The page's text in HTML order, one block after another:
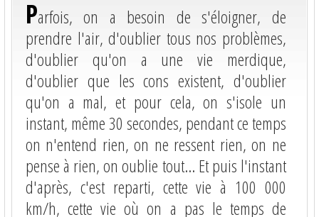
Parfois, on a besoin de s'éloigner, de
prendre l'air, d'oublier tous nos problèmes,
d'oublier qu'on a une vie merdique,
d'oublier que les cons existent, d'oublier
qu'on a mal, et pour cela, on s'isole un
instant, même 30 secondes, pendant ce temps
on n'entend rien, on ne ressent rien, on ne
pense à rien, on oublie tout... Et puis l'instant
d'après, c'est reparti, cette vie à 100 000
km/h, cette vie où on a pas le temps de